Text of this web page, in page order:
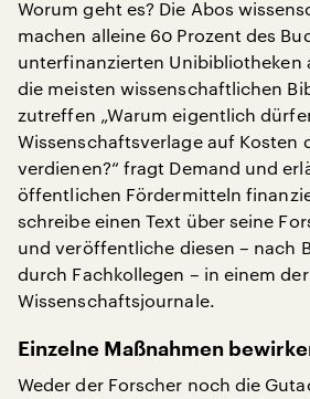
Worum geht es? Die Abos
machen alleine 60 Prozent des
unterfinanzierten Unibibliotheken
die meisten wissenschaftlichen
zutreffen „Warum eigentlich
Wissenschaftsverlage auf Kosten
verdienen?“ fragt Demand und
öffentlichen Fördermitteln
schreibe einen Text über seine
und veröffentliche diesen – nach
durch Fachkollegen – in einem
Wissenschaftsjournale.
Einzelne Maßnahmen
Weder der Forscher noch die